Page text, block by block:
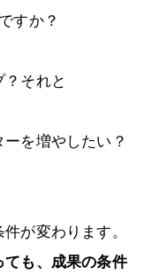
すか？
？それと
を増やしたい？
が変わります。
も、成果の条件